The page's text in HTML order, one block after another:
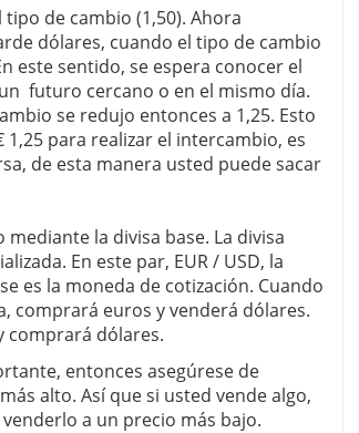
de cambio (1,50). Ahora
dólares, cuando el tipo de cambio
este sentido, se espera conocer el
futuro cercano o en el mismo día.
se redujo entonces a 1,25. Esto
para realizar el intercambio, es
de esta manera usted puede sacar
mediante la divisa base. La divisa
En este par, EUR / USD, la
es la moneda de cotización. Cuando
comprará euros y venderá dólares.
comprará dólares.
entonces asegúrese de
alto. Así que si usted vende algo,
a un precio más bajo.